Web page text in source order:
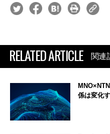
RELATED ARTICLE 関連
係は変化